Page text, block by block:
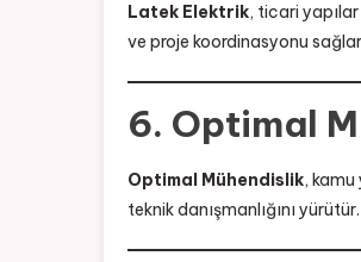
Latek Elektrik, ticari
ve proje koordinasyonu
6. Optimal
Optimal Mühendislik, kamu
teknik danışmanlığını yürütür.